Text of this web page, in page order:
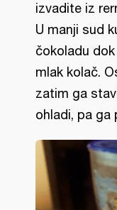
izvadite iz
U manji sud
čokoladu
mlak kolač.
zatim ga
ohladi, pa ga